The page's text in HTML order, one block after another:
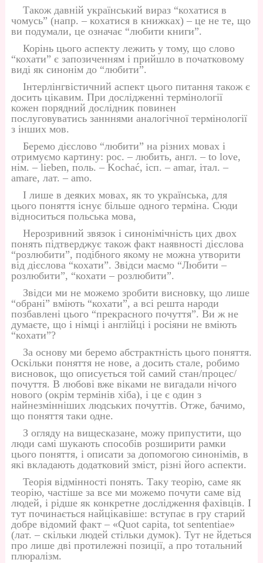
Також давній український вираз “кохатися в
чомусь” (напр. – кохатися в книжках) – це не те, що
ви подумали, це означає “любити книги”.
Корінь цього аспекту лежить у тому, що слово
“кохати” є запозиченням і прийшло в початковому
виді як синонім до “любити”.
Інтерлінгвістичний аспект цього питання також є
досить цікавим. При дослідженні термінології
кожен порядний дослідник повинен
послуговуватись занннями аналогічної термінології
з інших мов.
Беремо дієслово “любити” на різних мовах і
отримуємо картину: рос. – любить, англ. – to love,
нім. – lieben, поль. – Kochać, ісп. – amar, італ. –
amare, лат. – amo.
І лише в деяких мовах, як то українська, для
цього поняття існує більше одного терміна. Сюди
відноситься польська мова,
Нерозривний звязок і синонімічність цих двох
понять підтверджує також факт наявності дієслова
“розлюбити”, подібного якому не можна утворити
від дієслова “кохати”. Звідси маємо “Любити –
розлюбити”, “кохати – розлюбити”.
Звідси ми не можемо зробити висновку, що лише
“обрані” вміють “кохати”, а всі решта народи
позбавлені цього “прекрасного почуття”. Ви ж не
думаєте, що і німці і англійці і росіяни не вміють
“кохати”?
За основу ми беремо абстрактність цього поняття.
Оскільки поняття не нове, а досить стале, робимо
висновок, що описується той самий стан/процес/
почуття. В любові вже віками не вигадали нічого
нового (окрім термінів хіба), і це є один з
найнезмінніших людських почуттів. Отже, бачимо,
що поняття таки одне.
З огляду на вищесказане, можу припустити, що
люди самі шукають способів розширити рамки
цього поняття, і описати за допомогою синонімів, в
які вкладають додатковий зміст, різні його аспекти.
Теорія відмінності понять. Таку теорію, саме як
теорію, частіше за все ми можемо почути саме від
людей, і рідше як конкретне дослідження фахівців. І
тут починається найцікавіше: вступає в гру старий
добре відомий факт – «Quot capita, tot sententiae»
(лат. – скільки людей стільки думок). Тут не йдеться
про лише дві протилежні позиції, а про тотальний
плюралізм.